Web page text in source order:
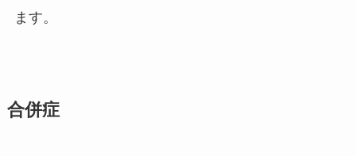
ます。
合併症